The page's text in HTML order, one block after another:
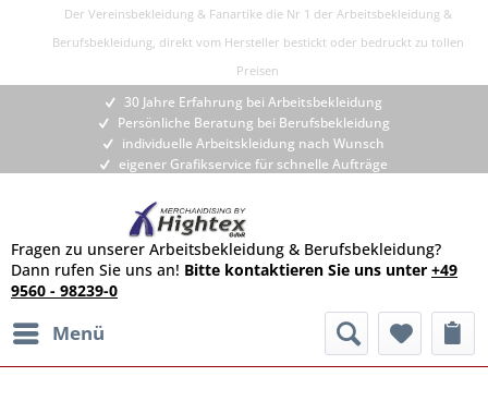
Der Vereinsbekleidung & Fanartike die Nr 1 der Arbeitsbekleidung &
Berufsbekleidung, direkt vom Hersteller bestickt oder bedruckt zu tollen
Preisen
30 Jahre Erfahrung bei Arbeitsbekleidung
Persönliche Beratung bei Berufsbekleidung
individuelle Arbeitskleidung nach Wunsch
eigener Grafikservice für schnelle Aufträge
Fragen zu unserer Arbeitsbekleidung & Berufsbekleidung?
Dann rufen Sie uns an! Bitte kontaktieren Sie uns unter +49
9560 - 98239-0
Menü